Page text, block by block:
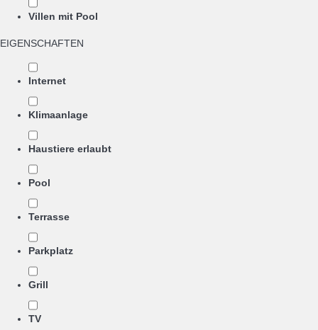
Villen mit Pool
EIGENSCHAFTEN
Internet
Klimaanlage
Haustiere erlaubt
Pool
Terrasse
Parkplatz
Grill
TV